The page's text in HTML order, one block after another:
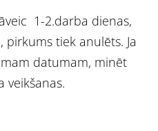
1-2.darba dienas,
tiek anulēts. Ja
datumam, minēt
veikšanas.